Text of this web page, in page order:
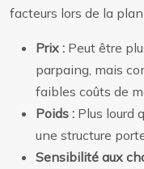
facteurs lors de la
Prix : Peut être
parpaing, mais
faibles coûts de
Poids : Plus lourd
une structure
Sensibilité aux